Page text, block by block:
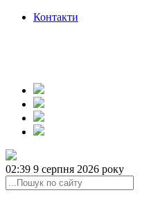
Контакти
02:39 9 серпня 2026 року